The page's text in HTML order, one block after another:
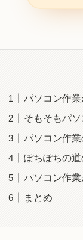
パソコン作
そもそもパ
パソコン作
ぽちぽちの道
パソコン作
まとめ